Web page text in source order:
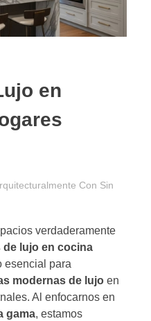
en
Con Sin
verdaderamente
de lujo en cocina
esencial para
modernas de lujo en
Al enfocarnos en
gama, estamos